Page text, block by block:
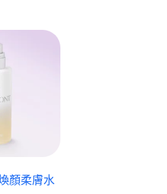
顏柔膚水